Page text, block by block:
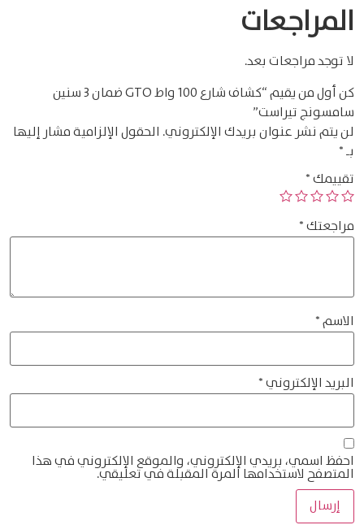
المراجعات
لا توجد مراجعات بعد.
كن أول من يقيم “كشاف شارع 100 واط GTO ضمان 3 سنين
سامسونج تيراست”
لن يتم نشر عنوان بريدك الإلكتروني. الحقول الإلزامية مشار إليها
بـ*
تقييمك*
مراجعتك*
الاسم*
البريد الإلكتروني*
احفظ اسمي، بريدي الإلكتروني، والموقع الإلكتروني في هذا
المتصفح لاستخدامها المرة المقبلة في تعليقي.